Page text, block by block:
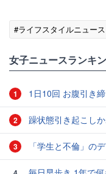
#ライフスタイルニュース
女子ニュースランキ
1 1日10回 お腹引き
2 躁状態引き起こし
3 「学生と不倫」の